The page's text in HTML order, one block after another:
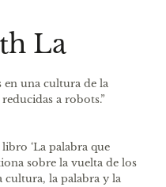
La
una cultura de la
a robots.”
‘La palabra que
sobre la vuelta de los
cultura, la palabra y la